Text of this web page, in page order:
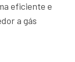
eficiente e
a gás